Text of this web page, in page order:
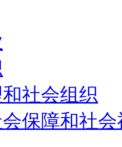
社会组织
保障和社